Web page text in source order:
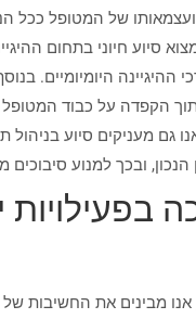
של המטופל ככל
סיוע חיוני בתחום
ההיגיינה היומיומיים.
הקפדה על כבוד
גם מעניקים סיוע בניהול
הנכון, ובכך למנוע סיבוכים
בפעילויות
מבינים את החשיבות של